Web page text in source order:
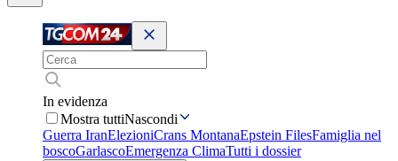
In evidenza
Mostra tuttiNascondi
Guerra IranElezioniCrans MontanaEpstein FilesFamiglia nel
boscoGarlascoEmergenza ClimaTutti i dossier